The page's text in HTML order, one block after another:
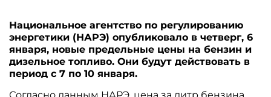
Национальное агентство по регулированию
энергетики (НАРЭ) опубликовало в четверг, 6
января, новые предельные цены на бензин и
дизельное топливо. Они будут действовать в
период с 7 по 10 января.